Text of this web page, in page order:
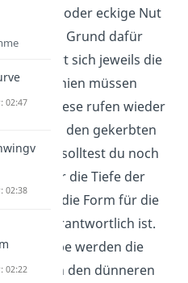
runde oder eckige Nut
ein Grund dafür
ändert sich jeweils die
die Kraftlinien müssen
Diese rufen wieder
an den gekerbten
Dabei solltest du noch
nicht nur die Tiefe der
auch die Form für die
verantwortlich ist.
Kerbe werden die
in den dünneren
02:47
02:38
02:22